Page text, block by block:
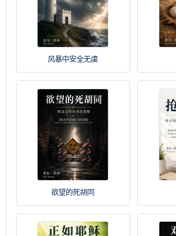
风暴中安全无虞
欲望的死胡同